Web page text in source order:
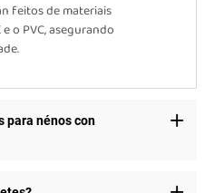
feitos de materiais
o PVC, asegurando
para nénos con